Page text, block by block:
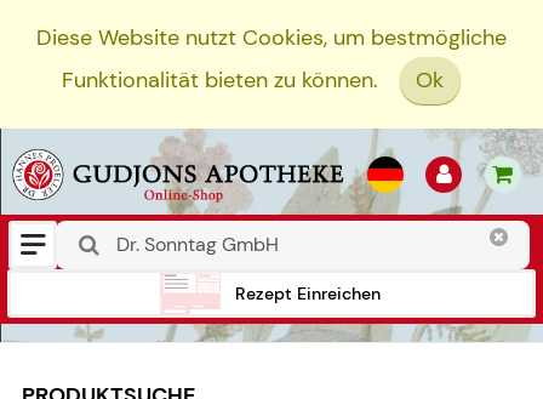
Diese Website nutzt Cookies, um bestmögliche
Funktionalität bieten zu können.
Ok
Rezept Einreichen